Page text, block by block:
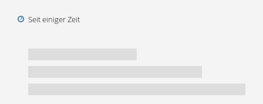
Seit einiger Zeit